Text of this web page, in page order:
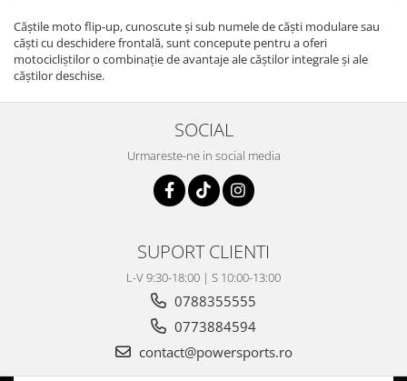
Căștile moto flip-up, cunoscute și sub numele de căști modulare sau
căști cu deschidere frontală, sunt concepute pentru a oferi
motocicliștilor o combinație de avantaje ale căștilor integrale și ale
căștilor deschise.
SOCIAL
Urmareste-ne in social media
SUPORT CLIENTI
L-V 9:30-18:00 | S 10:00-13:00
0788355555
0773884594
contact@powersports.ro